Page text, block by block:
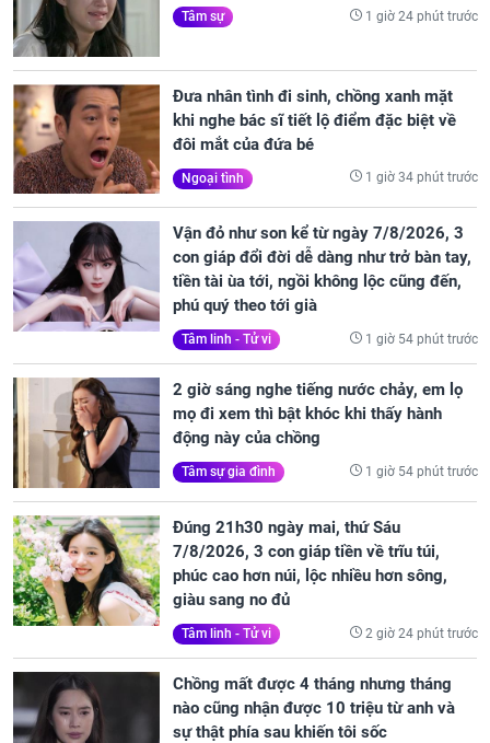
Tâm sự 1 giờ 24 phút trước
Đưa nhân tình đi sinh, chồng xanh mặt
khi nghe bác sĩ tiết lộ điểm đặc biệt về
đôi mắt của đứa bé
Ngoại tình 1 giờ 34 phút trước
Vận đỏ như son kể từ ngày 7/8/2026, 3
con giáp đổi đời dễ dàng như trở bàn tay,
tiền tài ùa tới, ngồi không lộc cũng đến,
phú quý theo tới già
Tâm linh - Tử vi 1 giờ 54 phút trước
2 giờ sáng nghe tiếng nước chảy, em lọ
mọ đi xem thì bật khóc khi thấy hành
động này của chồng
Tâm sự gia đình 1 giờ 54 phút trước
Đúng 21h30 ngày mai, thứ Sáu
7/8/2026, 3 con giáp tiền về trĩu túi,
phúc cao hơn núi, lộc nhiều hơn sông,
giàu sang no đủ
Tâm linh - Tử vi 2 giờ 24 phút trước
Chồng mất được 4 tháng nhưng tháng
nào cũng nhận được 10 triệu từ anh và
sự thật phía sau khiến tôi sốc